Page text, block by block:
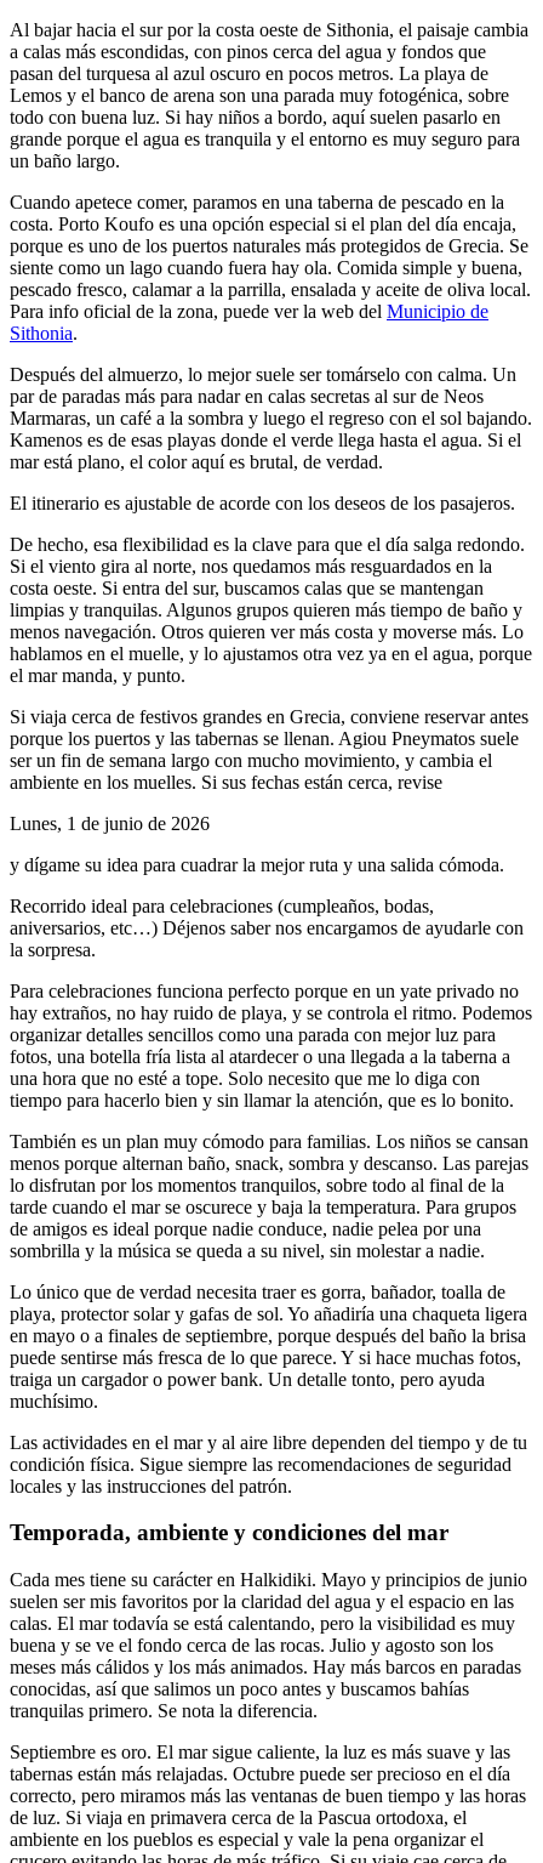
Al bajar hacia el sur por la costa oeste de Sithonia, el paisaje cambia
a calas más escondidas, con pinos cerca del agua y fondos que
pasan del turquesa al azul oscuro en pocos metros. La playa de
Lemos y el banco de arena son una parada muy fotogénica, sobre
todo con buena luz. Si hay niños a bordo, aquí suelen pasarlo en
grande porque el agua es tranquila y el entorno es muy seguro para
un baño largo.
Cuando apetece comer, paramos en una taberna de pescado en la
costa. Porto Koufo es una opción especial si el plan del día encaja,
porque es uno de los puertos naturales más protegidos de Grecia. Se
siente como un lago cuando fuera hay ola. Comida simple y buena,
pescado fresco, calamar a la parrilla, ensalada y aceite de oliva local.
Para info oficial de la zona, puede ver la web del Municipio de
Sithonia.
Después del almuerzo, lo mejor suele ser tomárselo con calma. Un
par de paradas más para nadar en calas secretas al sur de Neos
Marmaras, un café a la sombra y luego el regreso con el sol bajando.
Kamenos es de esas playas donde el verde llega hasta el agua. Si el
mar está plano, el color aquí es brutal, de verdad.
El itinerario es ajustable de acorde con los deseos de los pasajeros.
De hecho, esa flexibilidad es la clave para que el día salga redondo.
Si el viento gira al norte, nos quedamos más resguardados en la
costa oeste. Si entra del sur, buscamos calas que se mantengan
limpias y tranquilas. Algunos grupos quieren más tiempo de baño y
menos navegación. Otros quieren ver más costa y moverse más. Lo
hablamos en el muelle, y lo ajustamos otra vez ya en el agua, porque
el mar manda, y punto.
Si viaja cerca de festivos grandes en Grecia, conviene reservar antes
porque los puertos y las tabernas se llenan. Agiou Pneymatos suele
ser un fin de semana largo con mucho movimiento, y cambia el
ambiente en los muelles. Si sus fechas están cerca, revise
Lunes, 1 de junio de 2026
y dígame su idea para cuadrar la mejor ruta y una salida cómoda.
Recorrido ideal para celebraciones (cumpleaños, bodas,
aniversarios, etc…) Déjenos saber nos encargamos de ayudarle con
la sorpresa.
Para celebraciones funciona perfecto porque en un yate privado no
hay extraños, no hay ruido de playa, y se controla el ritmo. Podemos
organizar detalles sencillos como una parada con mejor luz para
fotos, una botella fría lista al atardecer o una llegada a la taberna a
una hora que no esté a tope. Solo necesito que me lo diga con
tiempo para hacerlo bien y sin llamar la atención, que es lo bonito.
También es un plan muy cómodo para familias. Los niños se cansan
menos porque alternan baño, snack, sombra y descanso. Las parejas
lo disfrutan por los momentos tranquilos, sobre todo al final de la
tarde cuando el mar se oscurece y baja la temperatura. Para grupos
de amigos es ideal porque nadie conduce, nadie pelea por una
sombrilla y la música se queda a su nivel, sin molestar a nadie.
Lo único que de verdad necesita traer es gorra, bañador, toalla de
playa, protector solar y gafas de sol. Yo añadiría una chaqueta ligera
en mayo o a finales de septiembre, porque después del baño la brisa
puede sentirse más fresca de lo que parece. Y si hace muchas fotos,
traiga un cargador o power bank. Un detalle tonto, pero ayuda
muchísimo.
Las actividades en el mar y al aire libre dependen del tiempo y de tu
condición física. Sigue siempre las recomendaciones de seguridad
locales y las instrucciones del patrón.
Temporada, ambiente y condiciones del mar
Cada mes tiene su carácter en Halkidiki. Mayo y principios de junio
suelen ser mis favoritos por la claridad del agua y el espacio en las
calas. El mar todavía se está calentando, pero la visibilidad es muy
buena y se ve el fondo cerca de las rocas. Julio y agosto son los
meses más cálidos y los más animados. Hay más barcos en paradas
conocidas, así que salimos un poco antes y buscamos bahías
tranquilas primero. Se nota la diferencia.
Septiembre es oro. El mar sigue caliente, la luz es más suave y las
tabernas están más relajadas. Octubre puede ser precioso en el día
correcto, pero miramos más las ventanas de buen tiempo y las horas
de luz. Si viaja en primavera cerca de la Pascua ortodoxa, el
ambiente en los pueblos es especial y vale la pena organizar el